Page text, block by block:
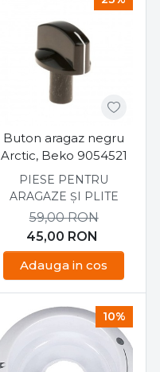
Buton aragaz negru
Arctic, Beko 9054521
PIESE PENTRU
ARAGAZE ȘI PLITE
45,00 RON
59,00RON
Adauga in cos
10%